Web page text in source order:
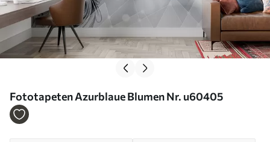
Fototapeten Azurblaue Blumen Nr. u60405